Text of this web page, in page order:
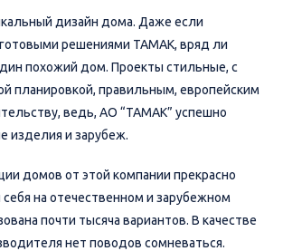
дизайн дома. Даже если
решениями ТАМАК, вряд ли
похожий дом. Проекты стильные, с
планировкой, правильным, европейским
ведь, АО “ТАМАК” успешно
изделия и зарубеж.
домов от этой компании прекрасно
на отечественном и зарубежном
почти тысяча вариантов. В качестве
нет поводов сомневаться.